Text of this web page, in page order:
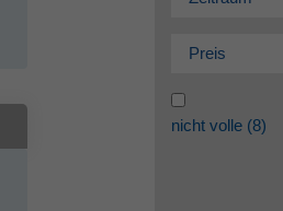
Preis
nicht volle(8)